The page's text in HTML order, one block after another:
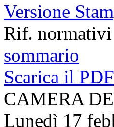
Versione
Rif. normativi
sommario
Scarica il PDF
CAMERA
Lunedì 17